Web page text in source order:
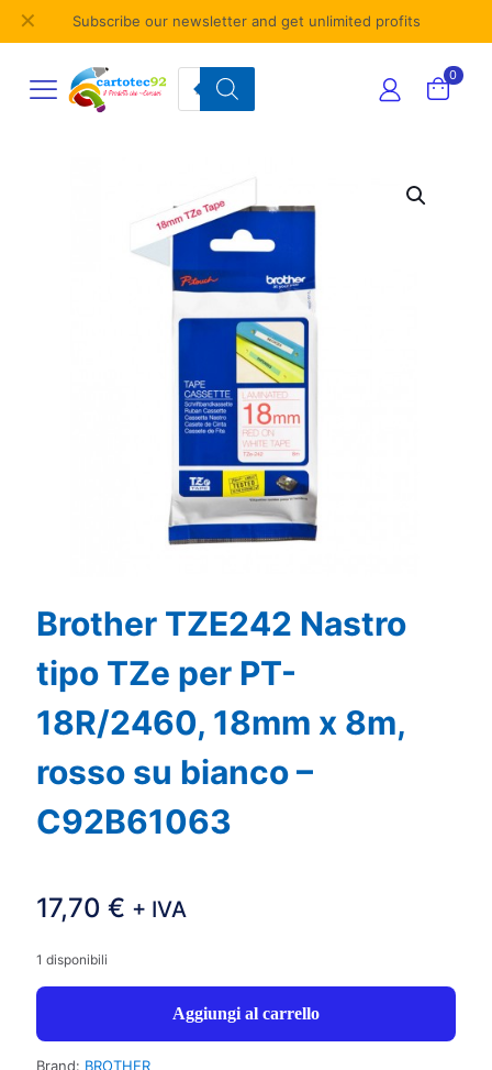
Subscribe our newsletter and get unlimited profits
✕
Products
search
0
Brother TZE242 Nastro
tipo TZe per PT-
18R/2460, 18mm x 8m,
rosso su bianco –
C92B61063
17,70 € + IVA
1 disponibili
Aggiungi al carrello
Brand: BROTHER